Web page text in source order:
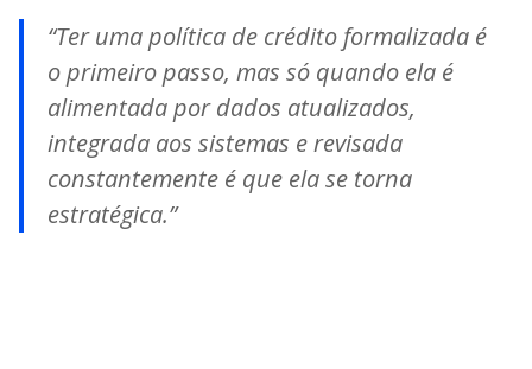
“Ter uma política de crédito formalizada é
o primeiro passo, mas só quando ela é
alimentada por dados atualizados,
integrada aos sistemas e revisada
constantemente é que ela se torna
estratégica.”